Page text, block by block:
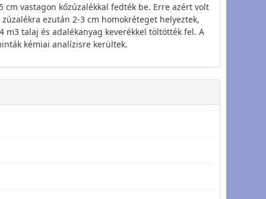
vastagon kőzúzalékkal fedték be. Erre azért volt
ezután 2-3 cm homokréteget helyeztek,
talaj és adalékanyag keverékkel töltötték fel. A
kémiai analízisre kerültek.